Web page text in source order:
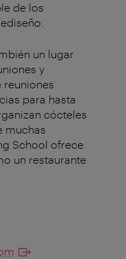
de los
un lugar
y
reuniones
para hasta
cócteles
muchas
School ofrece
un restaurante